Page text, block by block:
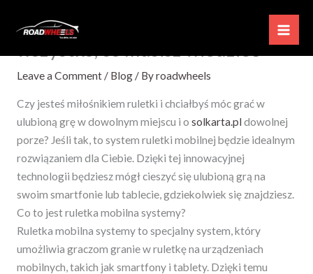
Ruletka mobilna systemy –
Leave a Comment / Blog/ Byroadwheels
Czy jesteś miłośnikiem ruletki i chciałbyś móc grać w
ulubioną grę w dowolnym miejscu i o solkarta.pldowolnej
porze? Jeśli tak, to system ruletki mobilnej będzie idealnym
rozwiązaniem dla Ciebie. Dzięki tej innowacyjnej
technologii będziesz mógł cieszyć się ulubioną grą na
swoim smartfonie lub tablecie, gdziekolwiek się znajdziesz.
Co to jest ruletka mobilna systemy?
Ruletka mobilna systemy to specjalny system, który
umożliwia graczom granie w ruletkę na urządzeniach
mobilnych, takich jak smartfony i tablety. Dzięki temu